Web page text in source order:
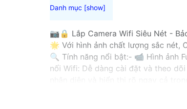
📷🔒 Lắp Camera Wifi Siêu Nét -
🌟 Với hình ảnh chất lượng sắc nét,
🔍 Tính năng nổi bật:- 📹 Hình ảnh
nối Wifi: Dễ dàng cài đặt và theo
🔒 Cam kết bảo mật: Với hệ thống
📞 Liên hệ ngay với chúng tôi để